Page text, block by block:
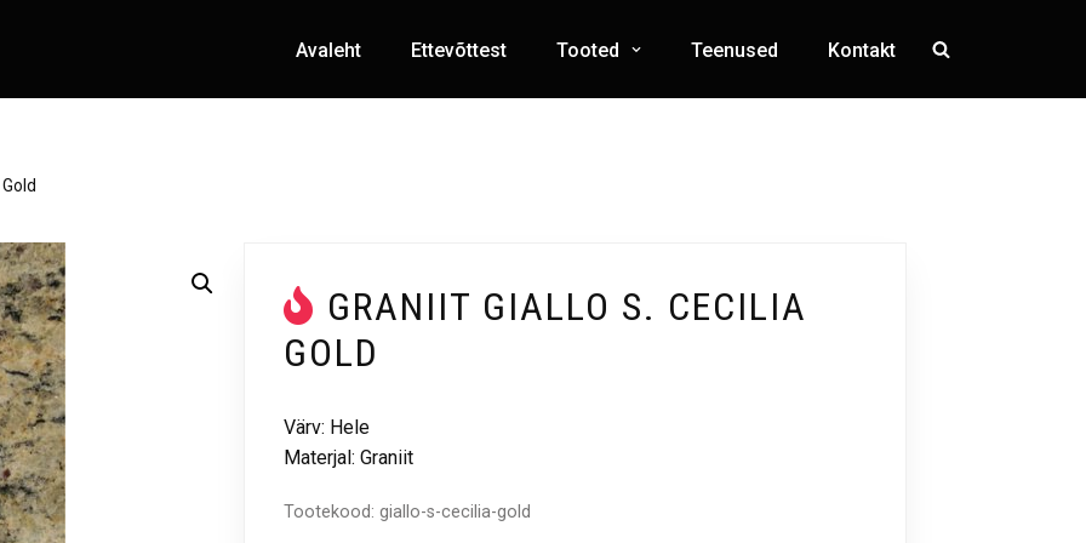
Avaleht Ettevõttest Tooted Teenused Kontakt
GRANIIT GIALLO S. CECILIA
GOLD
Värv: Hele
Materjal: Graniit
Tootekood:giallo-s-cecilia-gold